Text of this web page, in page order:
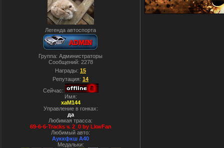
Легенда автоспорта
Группа: Администраторы
Сообщений: 2278
Награды: 15
Репутация: 14
Сейчас:
Имя:
xaM144
Управление в гонках:
да
Любимая трасса:
69-6-6-Tracks v. 2_0 by LkwFan
Любимый авто:
Ауккфкш А40
Медальки: